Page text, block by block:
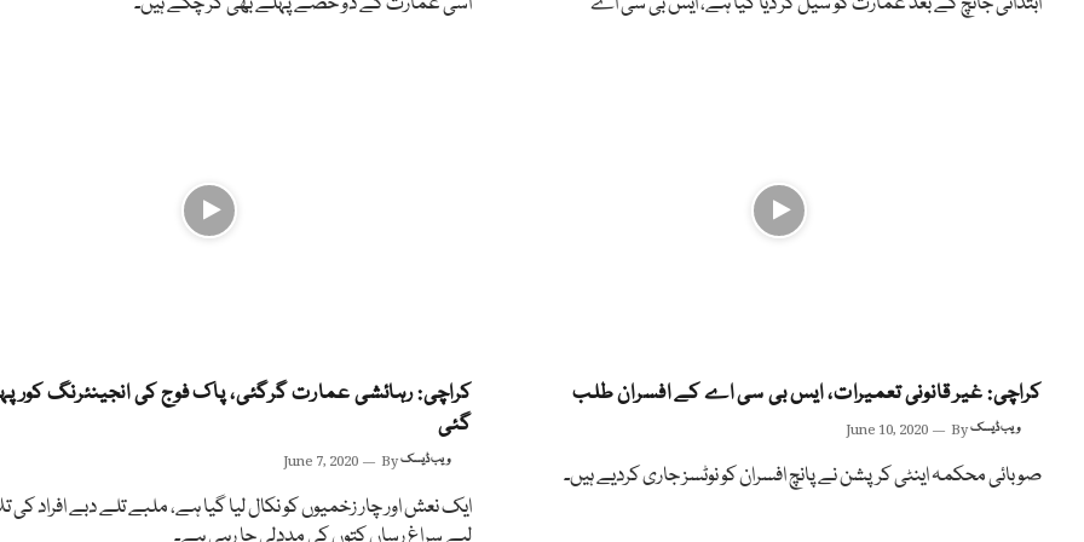
کراچی: غیر قانونی تعمیرات، ایس بی سی اے کے افسران طلب
June 10, 2020 Byویب ڈیسک
صوبائی محکمہ اینٹی کرپشن نے پانچ افسران کو نوٹسز جاری کردیے ہیں۔
کراچی: رہائشی عمارت گرگئی، پاک فوج کی انجینئرنگ کور
گئی
June 7, 2020 Byویب ڈیسک
ایک نعش اور چار زخمیوں کو نکال لیا گیا ہے، ملبے تلے دبے افراد